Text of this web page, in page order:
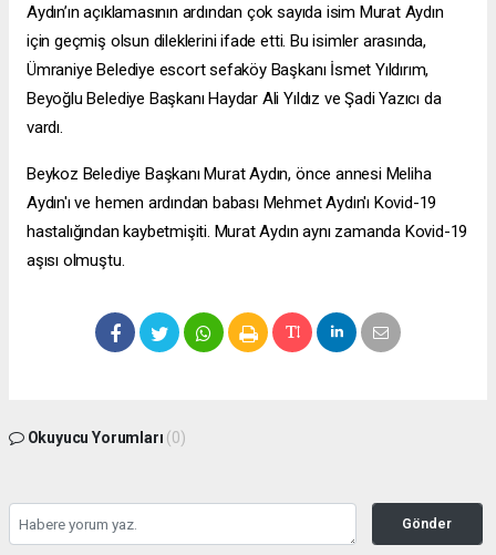
Aydın’ın açıklamasının ardından çok sayıda isim Murat Aydın
için geçmiş olsun dileklerini ifade etti. Bu isimler arasında,
Ümraniye Belediye escort sefaköyBaşkanı İsmet Yıldırım,
Beyoğlu Belediye Başkanı Haydar Ali Yıldız ve Şadi Yazıcı da
vardı.
Beykoz Belediye Başkanı Murat Aydın, önce annesi Meliha
Aydın'ı ve hemen ardından babası Mehmet Aydın'ı Kovid-19
hastalığından kaybetmişiti. Murat Aydın aynı zamanda Kovid-19
aşısı olmuştu.
Okuyucu Yorumları (0)
Gönder